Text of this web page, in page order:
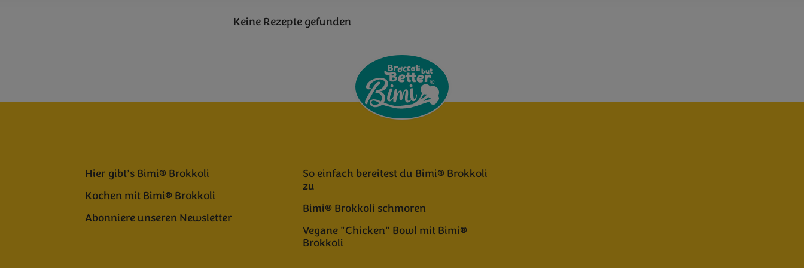
Keine Rezepte gefunden
Hier gibt’s Bimi® Brokkoli
Kochen mit Bimi® Brokkoli
Abonniere unseren Newsletter
So einfach bereitest du Bimi® Brokkoli
zu
Bimi® Brokkoli schmoren
Vegane "Chicken" Bowl mit Bimi®
Brokkoli